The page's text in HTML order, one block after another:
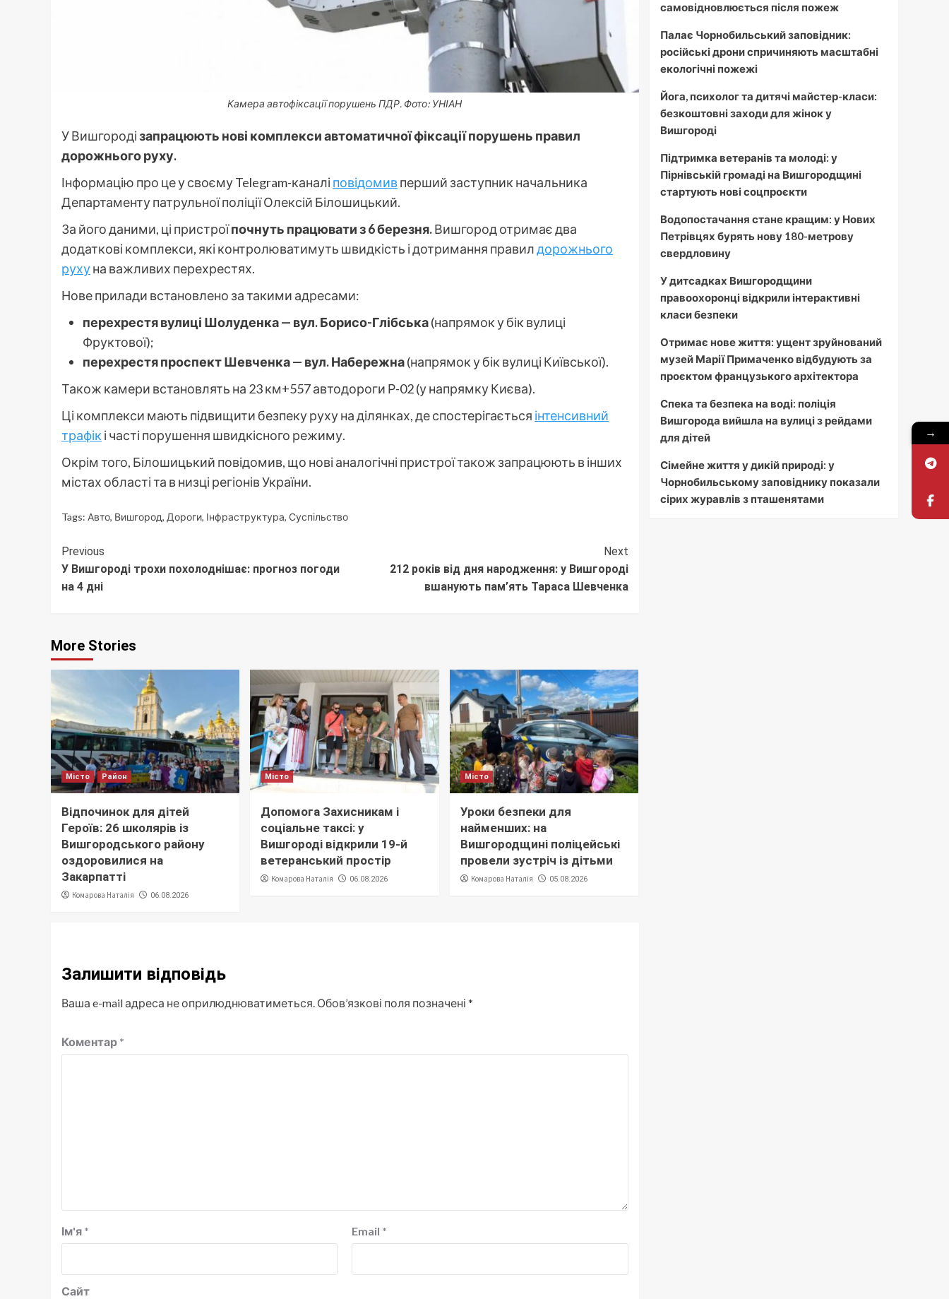
Камера автофіксації порушень ПДР. Фото: УНІАН
У Вишгородізапрацюють нові комплекси автоматичної фіксації порушень правил
дорожнього руху.
Інформацію про це у своєму Telegram-каналі повідомивперший заступник начальника
Департаменту патрульної поліції Олексій Білошицький.
За його даними, ці пристроїпочнуть працювати з 6 березня.Вишгород отримає два
додаткові комплекси, які контролюватимуть швидкість і дотримання правилдорожнього
рухуна важливих перехрестях.
Нове прилади встановлено за такими адресами:
перехрестя вулиці Шолуденка — вул. Борисо-Глібська(напрямок у бік вулиці
Фруктової);
перехрестя проспект Шевченка — вул. Набережна(напрямок у бік вулиці Київської).
Також камери встановлять на 23 км+557 автодороги Р-02 (у напрямку Києва).
Ці комплекси мають підвищити безпеку руху на ділянках, де спостерігається інтенсивний
трафік і часті порушення швидкісного режиму.
Окрім того, Білошицький повідомив, що нові аналогічні пристрої також запрацюють в інших
містах області та в низці регіонів України.
Tags: Авто, Вишгород, Дороги, Інфраструктура, Суспільство
Continue
Reading
Previous
У Вишгороді трохи похолоднішає: прогноз погоди
на 4 дні
Next
212 років від дня народження: у Вишгороді
вшанують пам’ять Тараса Шевченка
More Stories
Місто Район
Відпочинок для дітей
Героїв: 26 школярів із
Вишгородського району
оздоровилися на
Закарпатті
Комарова Наталія 06.08.2026
Місто
Допомога Захисникам і
соціальне таксі: у
Вишгороді відкрили 19-й
ветеранський простір
Комарова Наталія 06.08.2026
Місто
Уроки безпеки для
найменших: на
Вишгородщині поліцейські
провели зустріч із дітьми
Комарова Наталія 05.08.2026
Залишити відповідь
Ваша e-mail адреса не оприлюднюватиметься. Обов’язкові поля позначені *
Коментар *
Ім'я * Email *
Сайт
самовідновлюється після пожеж
Палає Чорнобильський заповідник:
російські дрони спричиняють масштабні
екологічні пожежі
Йога, психолог та дитячі майстер-класи:
безкоштовні заходи для жінок у
Вишгороді
Підтримка ветеранів та молоді: у
Пірнівській громаді на Вишгородщині
стартують нові соцпроєкти
Водопостачання стане кращим: у Нових
Петрівцях бурять нову 180-метрову
свердловину
У дитсадках Вишгородщини
правоохоронці відкрили інтерактивні
класи безпеки
Отримає нове життя: ущент зруйнований
музей Марії Примаченко відбудують за
проєктом французького архітектора
Спека та безпека на воді: поліція
Вишгорода вийшла на вулиці з рейдами
для дітей
Сімейне життя у дикій природі: у
Чорнобильському заповіднику показали
сірих журавлів з пташенятами
→